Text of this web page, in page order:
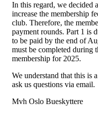
In this regard, we decided
increase the membership
club. Therefore, the
payment rounds. Part 1 is
to be paid by the end of
must be completed during
membership for 2025.
We understand that this is
ask us questions via email.
Mvh Oslo Bueskyttere